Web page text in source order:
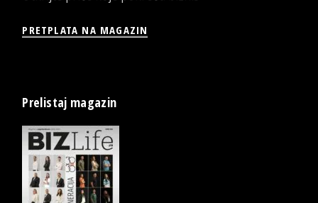
PRETPLATA NA MAGAZIN
Prelistaj magazin